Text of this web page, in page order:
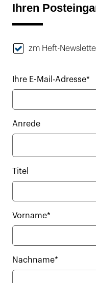
Ihren
zm Heft-
Ihre E-Mail-Adresse*
Anrede
Titel
Vorname*
Nachname*